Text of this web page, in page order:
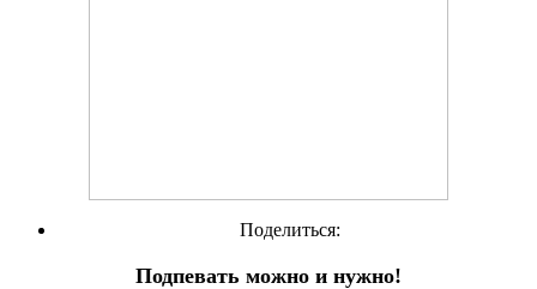
Поделиться:
Подпевать можно и нужно!